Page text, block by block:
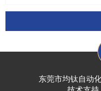
东莞市均钛自动